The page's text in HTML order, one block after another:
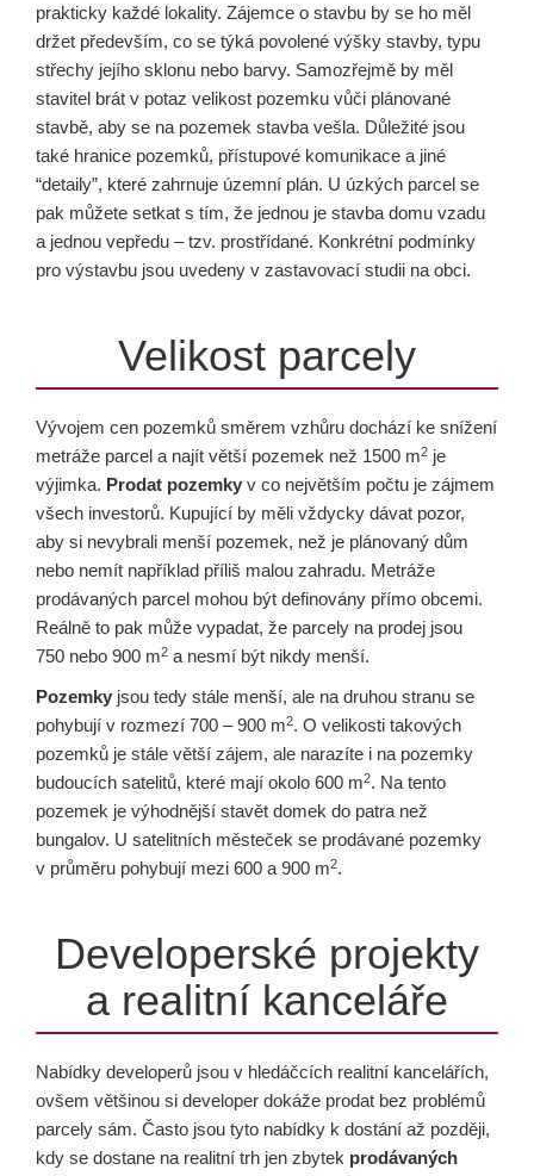
prakticky každé lokality. Zájemce o stavbu by se ho měl
držet především, co se týká povolené výšky stavby, typu
střechy jejího sklonu nebo barvy. Samozřejmě by měl
stavitel brát v potaz velikost pozemku vůči plánované
stavbě, aby se na pozemek stavba vešla. Důležité jsou
také hranice pozemků, přístupové komunikace a jiné
“detaily”, které zahrnuje územní plán. U úzkých parcel se
pak můžete setkat s tím, že jednou je stavba domu vzadu
a jednou vepředu – tzv. prostřídané. Konkrétní podmínky
pro výstavbu jsou uvedeny v zastavovací studii na obci.
Velikost parcely
Vývojem cen pozemků směrem vzhůru dochází ke snížení
metráže parcel a najít větší pozemek než 1500 m2 je
výjimka. Prodat pozemky v co největším počtu je zájmem
všech investorů. Kupující by měli vždycky dávat pozor,
aby si nevybrali menší pozemek, než je plánovaný dům
nebo nemít například příliš malou zahradu. Metráže
prodávaných parcel mohou být definovány přímo obcemi.
Reálně to pak může vypadat, že parcely na prodej jsou
750 nebo 900 m2 a nesmí být nikdy menší.
Pozemky jsou tedy stále menší, ale na druhou stranu se
pohybují v rozmezí 700 – 900 m2. O velikosti takových
pozemků je stále větší zájem, ale narazíte i na pozemky
budoucích satelitů, které mají okolo 600 m2. Na tento
pozemek je výhodnější stavět domek do patra než
bungalov. U satelitních městeček se prodávané pozemky
v průměru pohybují mezi 600 a 900 m2.
Developerské projekty
a realitní kanceláře
Nabídky developerů jsou v hledáčcích realitní kancelářích,
ovšem většinou si developer dokáže prodat bez problémů
parcely sám. Často jsou tyto nabídky k dostání až později,
kdy se dostane na realitní trh jen zbytek prodávaných